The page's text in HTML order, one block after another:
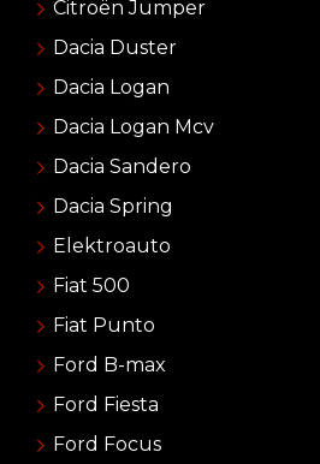
Citroën Jumper
Dacia Duster
Dacia Logan
Dacia Logan Mcv
Dacia Sandero
Dacia Spring
Elektroauto
Fiat 500
Fiat Punto
Ford B-max
Ford Fiesta
Ford Focus